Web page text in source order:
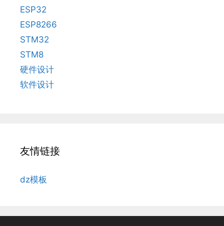
ESP32
ESP8266
STM32
STM8
硬件设计
软件设计
友情链接
dz模板